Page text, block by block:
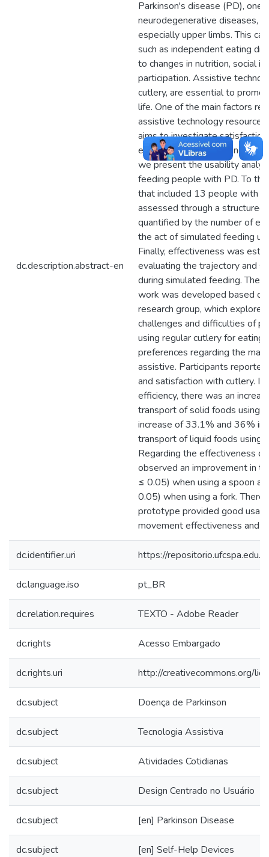
dc.description.abstract-en
Parkinson's disease (PD), one
neurodegenerative diseases,
especially upper limbs. This
such as independent eating
to changes in nutrition, social
participation. Assistive
cutlery, are essential to
life. One of the main factors
assistive technology resource
aims to investigate
effectiveness when using
we present the usability
feeding people with PD. To
that included 13 people with
assessed through a structured
quantified by the number of
the act of simulated feeding
Finally, effectiveness was
evaluating the trajectory and
during simulated feeding. The
work was developed based
research group, which
challenges and difficulties of
using regular cutlery for eating
preferences regarding the
assistive. Participants
and satisfaction with cutlery.
efficiency, there was an
transport of solid foods using
increase of 33.1% and 36% in
transport of liquid foods using
Regarding the effectiveness
observed an improvement in
≤ 0.05) when using a spoon
0.05) when using a fork.
prototype provided good
movement effectiveness and
dc.identifier.uri https://
dc.language.iso pt_BR
dc.relation.requires TEXTO - Adobe Reader
dc.rights Acesso Embargado
dc.rights.uri http://creativecommons.org/
dc.subject Doença de Parkinson
dc.subject Tecnologia Assistiva
dc.subject Atividades Cotidianas
dc.subject Design Centrado no Usuário
dc.subject [en] Parkinson Disease
dc.subject [en] Self-Help Devices